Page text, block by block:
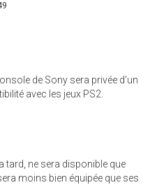
de Sony sera privée d'un
avec les jeux PS2.
tard, ne sera disponible que
moins bien équipée que ses